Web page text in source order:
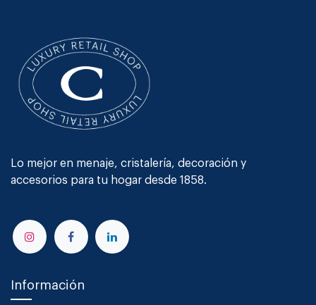
Lo mejor en menaje, cristalería, decoración y
accesorios para tu hogar desde 1858.
Información